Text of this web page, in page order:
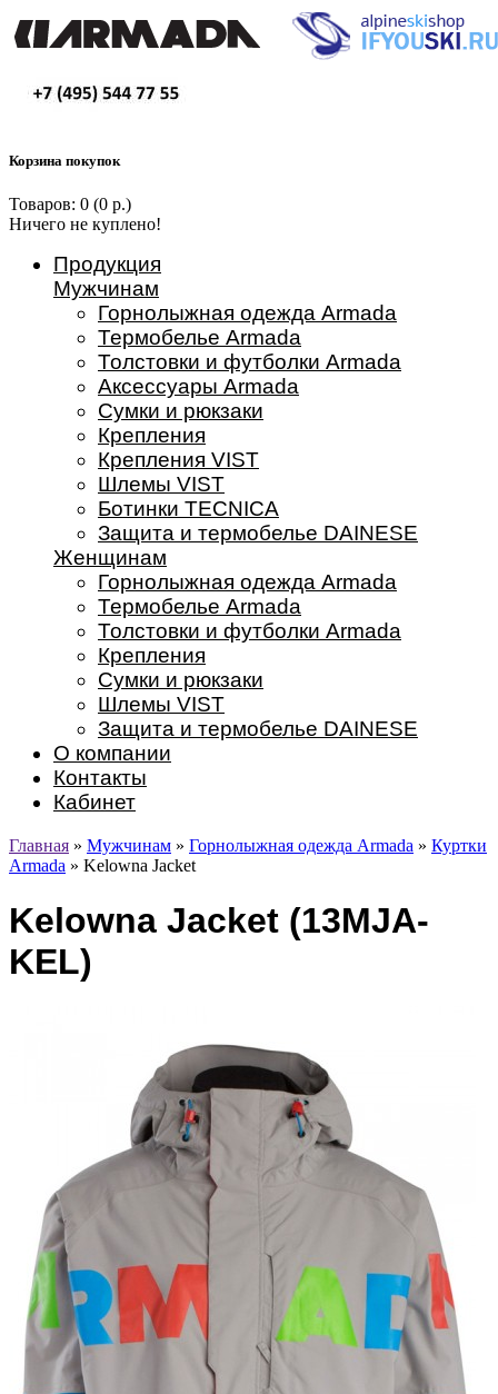
Корзина покупок
Товаров: 0 (0 р.)
Ничего не куплено!
Продукция
Мужчинам
Горнолыжная одежда Armada
Термобелье Armada
Толстовки и футболки Armada
Аксессуары Armada
Сумки и рюкзаки
Крепления
Крепления VIST
Шлемы VIST
Ботинки TECNICA
Защита и термобелье DAINESE
Женщинам
Горнолыжная одежда Armada
Термобелье Armada
Толстовки и футболки Armada
Крепления
Сумки и рюкзаки
Шлемы VIST
Защита и термобелье DAINESE
О компании
Контакты
Кабинет
Главная » Мужчинам » Горнолыжная одежда Armada » Куртки
Armada » Kelowna Jacket
Kelowna Jacket (13MJA-
KEL)